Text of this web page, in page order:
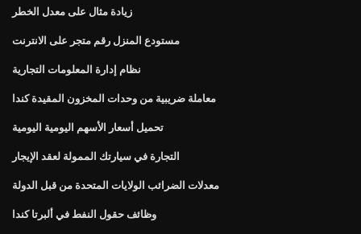
زيادة مثال على معدل الخطر
مستودع المنزل رقم متجر على الانترنت
نظام إدارة المعلومات التجارية
معاملة ضريبية من وحدات المخزون المقيدة كندا
تحميل أسعار الأسهم اليومية اليومية
التجارة في سيارتك الممولة لعقد الإيجار
معدلات الضرائب الولايات المتحدة من قبل الدولة
وظائف حقول النفط في ألبرتا كندا